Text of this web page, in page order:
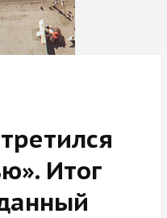
Итог